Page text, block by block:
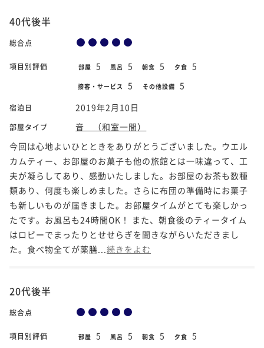
40代後半
総合点
項目別評価 部屋 5 風呂 5 朝食 5 夕食 5
接客・サービス 5 その他設備 5
宿泊日 2019年2月10日
部屋タイプ
音 （和室一間）
今回は心地よいひとときをありがとうございました。ウエル
カムティー、お部屋のお菓子も他の旅館とは一味違って、工
夫が凝らしてあり、感動いたしました。お部屋のお茶も数種
類あり、何度も楽しめました。さらに布団の準備時にお菓子
も新しいものが届きました。お部屋タイムがとても楽しかっ
たです。お風呂も24時間OK！ また、朝食後のティータイム
はロビーでまったりとせせらぎを聞きながらいただきまし
た。食べ物全てが薬膳... 続きをよむ
20代後半
総合点
項目別評価 部屋 5 風呂 5 朝食 5 夕食 5